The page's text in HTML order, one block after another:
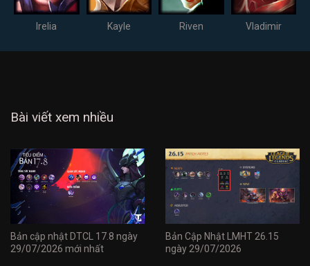
Irelia Kayle Riven Vladimir
Bài viết xem nhiều
Bản cập nhật DTCL 17.8 ngày
29/07/2026 mới nhất
Bản Cập Nhật LMHT 26.15
ngày 29/07/2026